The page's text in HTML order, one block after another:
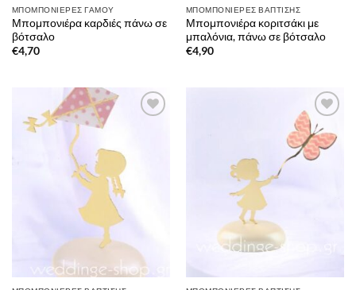
ΜΠΟΜΠΟΝΙΈΡΕΣ ΓΆΜΟΥ
Μπομπονιέρα καρδιές πάνω σε
βότσαλο
€4,70
ΜΠΟΜΠΟΝΙΈΡΕΣ ΒΆΠΤΙΣΗΣ
Μπομπονιέρα κοριτσάκι με
μπαλόνια, πάνω σε βότσαλο
€4,90
επιθυμιών
Πρόσθήκη
στην λίστα
επιθυμιών